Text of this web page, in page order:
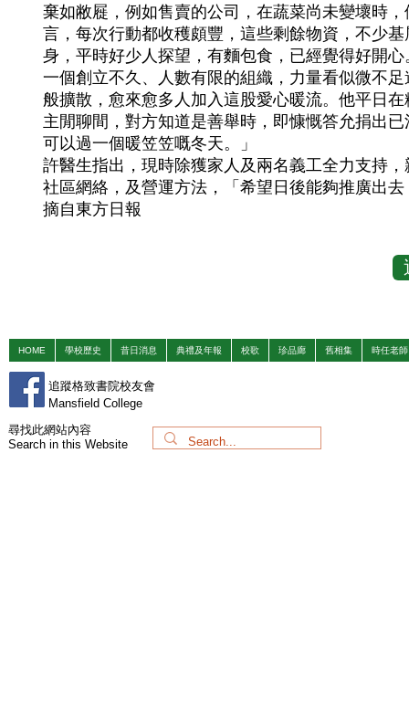
棄如敝屣，例如售賣的公司，在蔬菜尚未變壞時
言，每次行動都收穫頗豐，這些剩餘物資，不少
身，平時好少人探望，有麵包食，已經覺得好開心
一個創立不久、人數有限的組織，力量看似微不
般擴散，愈來愈多人加入這股愛心暖流。他平日
主閒聊間，對方知道是善舉時，即慷慨答允捐出
可以過一個暖笠笠嘅冬天。」
許醫生指出，現時除獲家人及兩名義工全力支持
社區網絡，及營運方法，「希望日後能夠推廣出
​摘自東方日報
HOME 學校歷史 昔日消息 典禮及年報 校歌 珍品廊 舊相集 時任老師
追蹤格致書院校友會
Mansfield College
​尋找此網站內容
Search in this Website